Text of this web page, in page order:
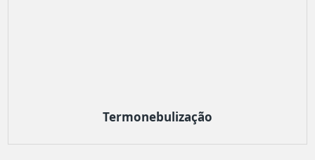
Termonebulização